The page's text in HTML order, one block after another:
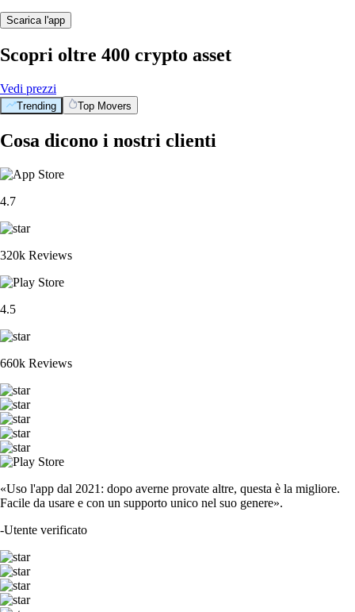
Scarica l'app
Scopri oltre 400 crypto asset
Vedi prezzi
Trending Top Movers
Cosa dicono i nostri clienti
4.7
320k Reviews
4.5
660k Reviews
«Uso l'app dal 2021: dopo averne provate altre, questa è la migliore.
Facile da usare e con un supporto unico nel suo genere».
-Utente verificato